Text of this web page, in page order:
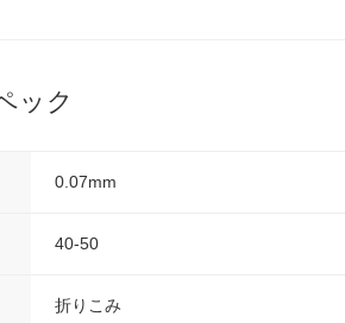
ック
0.07mm
40-50
折りこみ